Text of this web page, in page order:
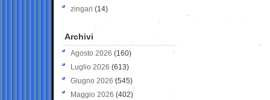
zingari (14)
Archivi
Agosto 2026 (160)
Luglio 2026 (613)
Giugno 2026 (545)
Maggio 2026 (402)